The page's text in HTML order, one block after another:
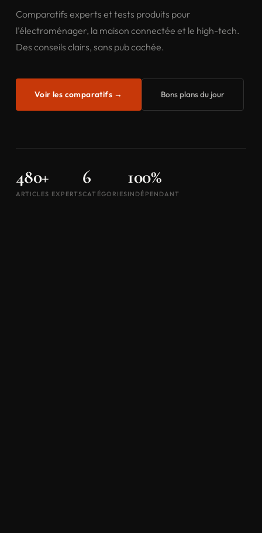
Comparatifs experts et tests produits pour
l’électroménager, la maison connectée et le high-tech.
Des conseils clairs, sans pub cachée.
Voir les comparatifs → Bons plans du jour
480+
ARTICLES EXPERTS
6
CATÉGORIES
100%
INDÉPENDANT